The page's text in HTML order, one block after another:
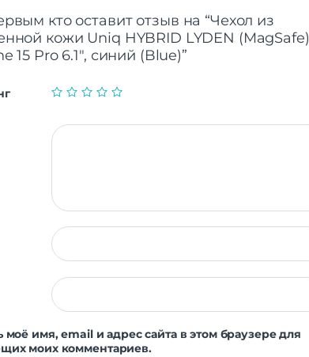
кто оставит отзыв на “Чехол из
кожи Uniq HYBRID LYDEN (MagSafe)
15 Pro 6.1″, синий (Blue)”
моё имя, email и адрес сайта в этом браузере для
моих комментариев.